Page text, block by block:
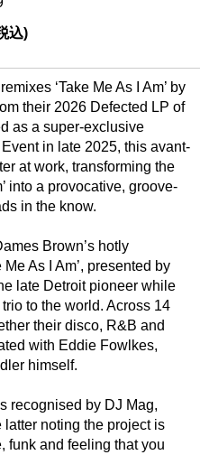
込)
‘Take Me As I Am’ by
their 2026 Defected LP of
as a super-exclusive
in late 2025, this avant-
at work, transforming the
into a provocative, groove-
in the know.
Brown’s hotly
As I Am’, presented by
late Detroit pioneer while
to the world. Across 14
their disco, R&B and
with Eddie Fowlkes,
himself.
recognised by DJ Mag,
noting the project is
funk and feeling that you